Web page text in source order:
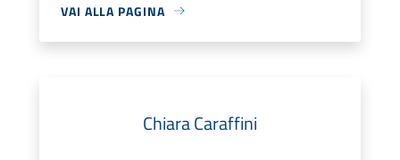
VAI ALLA PAGINA
Chiara Caraffini